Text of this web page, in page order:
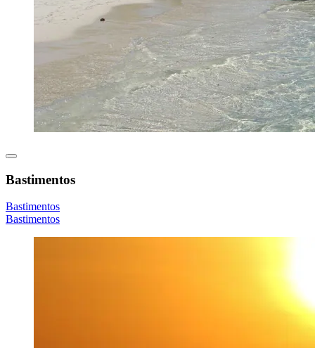
Bastimentos
Bastimentos
Bastimentos